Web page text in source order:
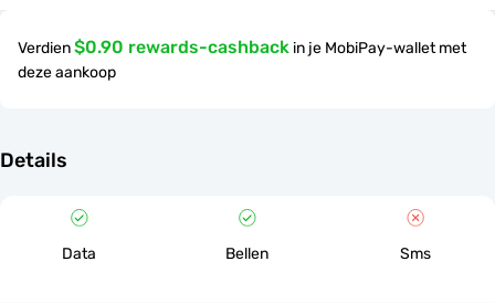
Verdien$0.90 rewards-cashback in je MobiPay-wallet met
deze aankoop
Details
Data Bellen Sms